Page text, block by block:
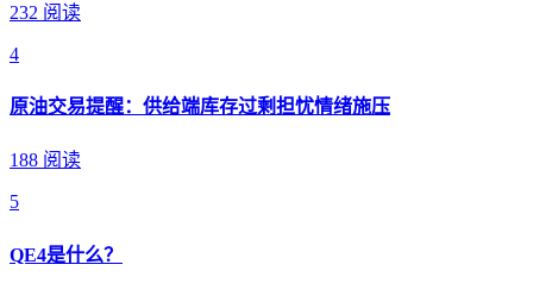
232 阅读
4
原油交易提醒：供给端库存过剩担忧情绪施压
188 阅读
5
QE4是什么？